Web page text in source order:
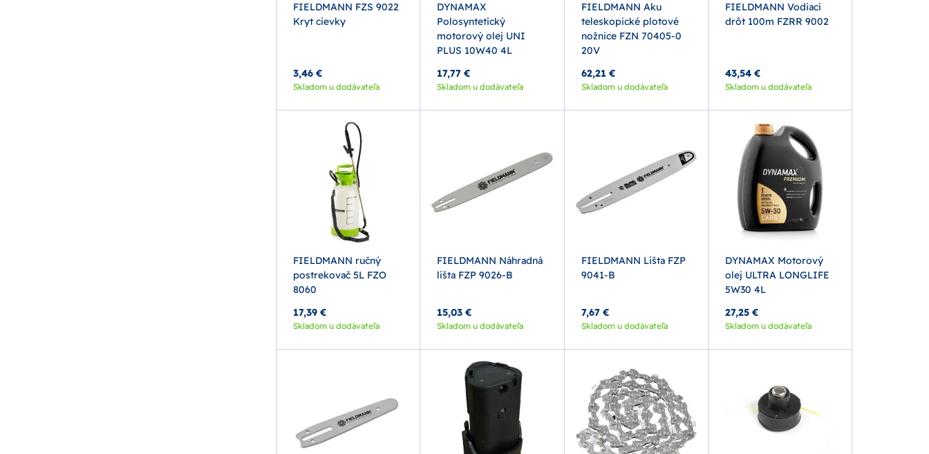
FIELDMANN FZS 9022
Kryt cievky
3,46 €
Skladom u dodávateľa
DYNAMAX
Polosyntetický
motorový olej UNI
PLUS 10W40 4L
17,77 €
Skladom u dodávateľa
FIELDMANN Aku
teleskopické plotové
nožnice FZN 70405-0
20V
62,21 €
Skladom u dodávateľa
FIELDMANN Vodiaci
drôt 100m FZRR 9002
43,54 €
Skladom u dodávateľa
FIELDMANN ručný
postrekovač 5L FZO
8060
17,39 €
Skladom u dodávateľa
FIELDMANN Náhradná
lišta FZP 9026-B
15,03 €
Skladom u dodávateľa
FIELDMANN Lišta FZP
9041-B
7,67 €
Skladom u dodávateľa
DYNAMAX Motorový
olej ULTRA LONGLIFE
5W30 4L
27,25 €
Skladom u dodávateľa